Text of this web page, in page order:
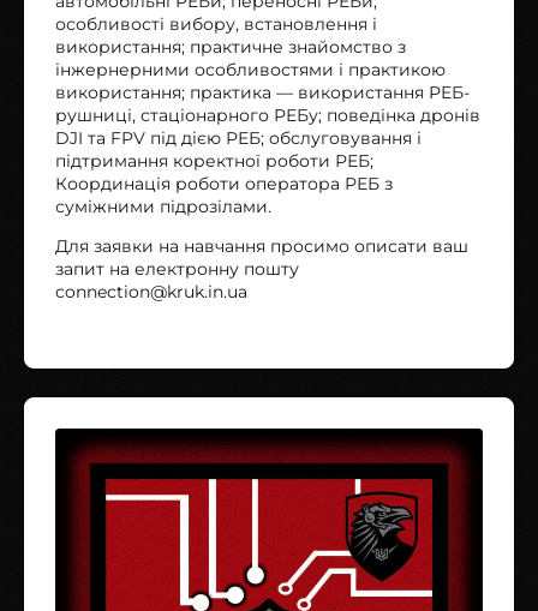
особливості вибору, встановлення і
використання; практичне знайомство з
інжернерними особливостями і практикою
використання; практика — використання РЕБ-
рушниці, стаціонарного РЕБу; поведінка дронів
DJI та FPV під дією РЕБ; обслуговування і
підтримання коректної роботи РЕБ;
Координація роботи оператора РЕБ з
суміжними підрозілами.
Для заявки на навчання просимо описати ваш
запит на електронну пошту
connection@kruk.in.ua